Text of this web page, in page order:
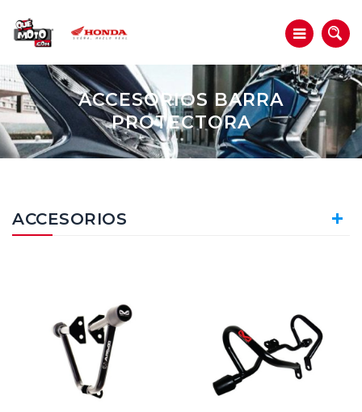
ACCESORIOS BARRA
PROTECTORA
ACCESORIOS